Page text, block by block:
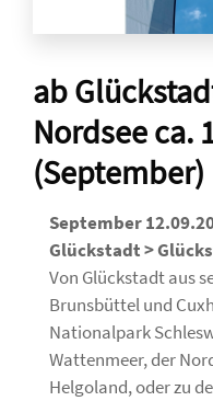
ab
Nordsee ca.
(September)
September
Glückstadt >
Von Glückstadt aus
Brunsbüttel und
Nationalpark
Wattenmeer, der
Helgoland, oder zu